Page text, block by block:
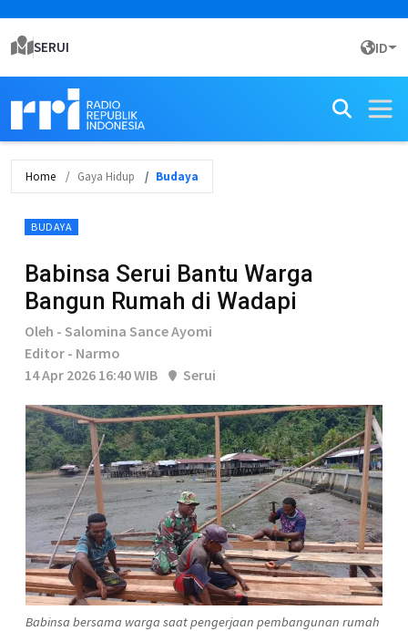
SERUI ID
Home Gaya Hidup Budaya
BUDAYA
Babinsa Serui Bantu Warga
Bangun Rumah di Wadapi
Oleh - Salomina Sance Ayomi
Editor - Narmo
14 Apr 2026 16:40 WIB
Serui
Babinsa bersama warga saat pengerjaan pembangunan rumah